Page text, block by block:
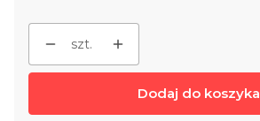
szt.
Dodaj do koszyka